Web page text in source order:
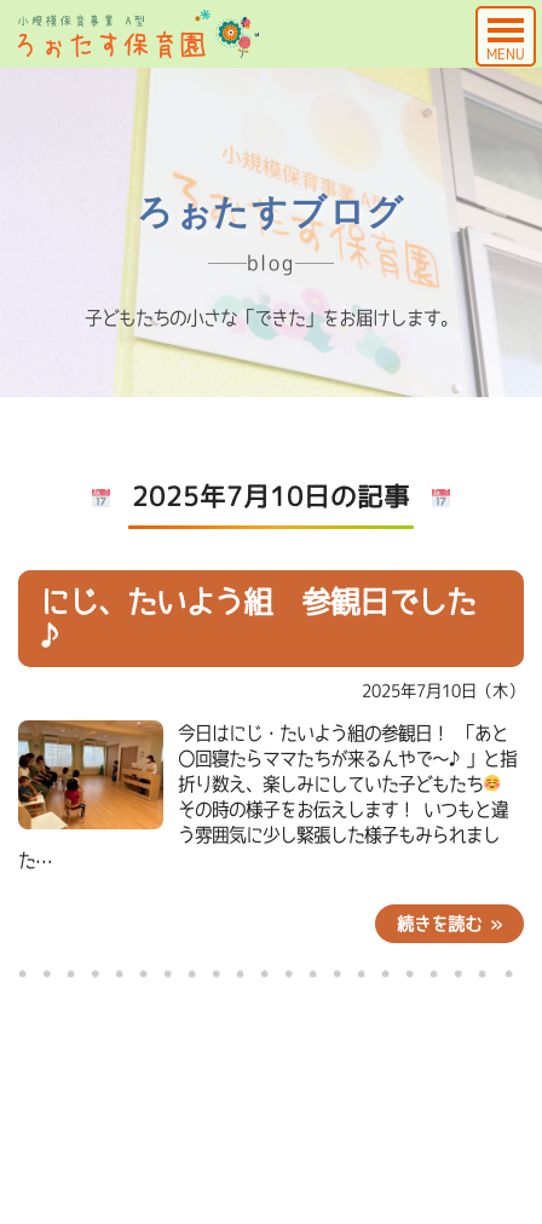
MENU
ろぉたすブログ
blog
子どもたちの小さな「できた」をお届けします。
2025年7月10日の記事
にじ、たいよう組 参観日でした
♪
2025年7月10日（木）
今日はにじ・たいよう組の参観日！ 「あと
〇回寝たらママたちが来るんやで～♪」と指
折り数え、楽しみにしていた子どもたち
その時の様子をお伝えします！ いつもと違
う雰囲気に少し緊張した様子もみられまし
た…
続きを読む »